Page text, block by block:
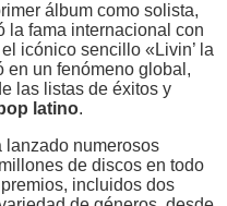
álbum como solista,
la fama internacional con
icónico sencillo «Livin’ la
en un fenómeno global,
las listas de éxitos y
latino.
lanzado numerosos
de discos en todo
incluidos dos